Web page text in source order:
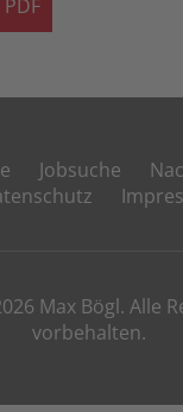
Jobsuche
Max Bögl. Alle
vorbehalten.